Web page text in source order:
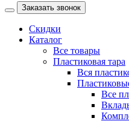
Заказать звонок
Скидки
Каталог
Все товары
Пластиковая тара
Вся
Все